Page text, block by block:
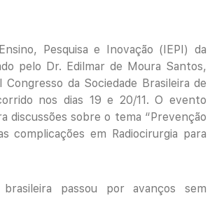
Pesquisa e Inovação (IEPI) da
pelo Dr. Edilmar de Moura Santos,
da Sociedade Brasileira de
nos dias 19 e 20/11. O evento
discussões sobre o tema “Prevenção
complicações em Radiocirurgia para
brasileira passou por avanços sem